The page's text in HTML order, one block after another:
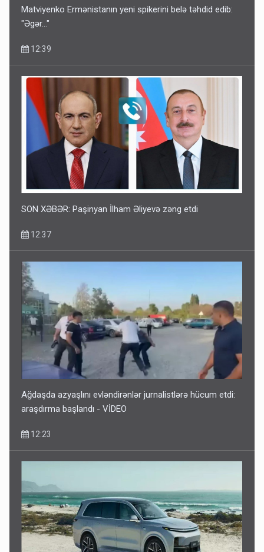
Matviyenko Ermənistanın yeni spikerini belə təhdid edib:
"Əgər..."
12:39
SON XƏBƏR: Paşinyan İlham Əliyevə zəng etdi
12:37
Ağdaşda azyaşlını evləndirənlər jurnalistlərə hücum etdi:
araşdırma başlandı - VİDEO
12:23